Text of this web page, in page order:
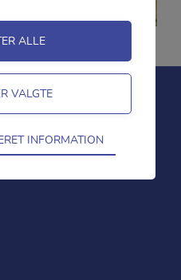
for
funktioner
INFORMATION